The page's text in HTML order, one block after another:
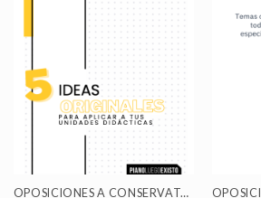
OPOSICIONES A CONSERVATORIO